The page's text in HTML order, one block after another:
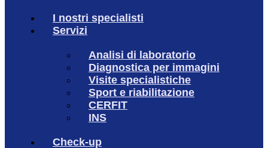
I nostri specialisti
Servizi
Analisi di laboratorio
Diagnostica per immagini
Visite specialistiche
Sport e riabilitazione
CERFIT
INS
Check-up